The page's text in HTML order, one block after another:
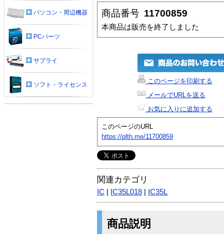
商品番号 11700859
本商品は販売を終了しました
このページを印刷する
メールでURLを送る
お気に入りに追加する
このページのURL
https://plth.me/11700859
関連カテゴリ
IC IC35L018 IC35L
商品説明
パソコン・周辺機器
PCパーツ
サプライ
ソフト・ライセンス